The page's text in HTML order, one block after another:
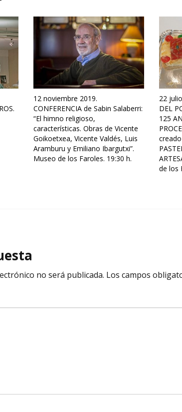
12 noviembre 2019.
CONFERENCIA de Sabin Salaberri:
“El himno religioso,
características. Obras de Vicente
Goikoetxea, Vicente Valdés, Luis
Aramburu y Emiliano Ibargutxi”.
Museo de los Faroles. 19:30 h.
22
DEL
125
de los
no será publicada. Los campos